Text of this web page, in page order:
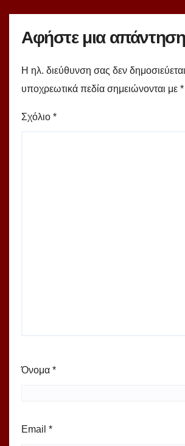
Αφήστε μια απάντηση
Η ηλ. διεύθυνση σας δεν
υποχρεωτικά πεδία σημειώνονται με *
Σχόλιο *
Όνομα *
Email *